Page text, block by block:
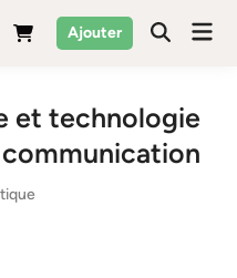
Ajouter
et technologie